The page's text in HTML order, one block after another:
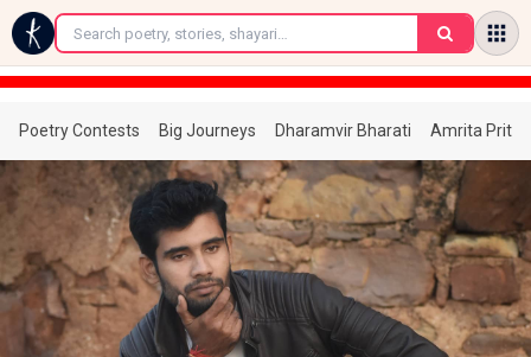
←
Poetry Contests Big Journeys Dharamvir Bharati Amrita